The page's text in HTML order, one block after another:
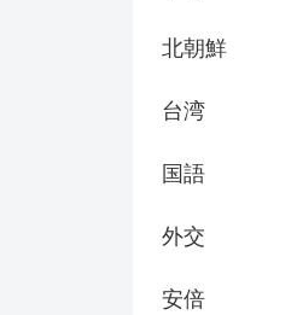
北朝鮮
台湾
国語
外交
安倍